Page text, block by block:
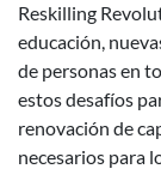
Reskilling
educación,
de personas en
estos desafíos
renovación de
necesarios para